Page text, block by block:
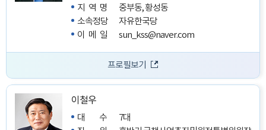
지역명
중부동, 황성동
소속정당
자유한국당
이메일
sun_kss@naver.com
프로필보기
이철우
대수7대